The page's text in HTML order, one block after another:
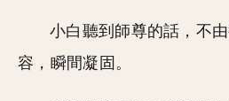
小白聽到師尊的話，不
容，瞬間凝固。